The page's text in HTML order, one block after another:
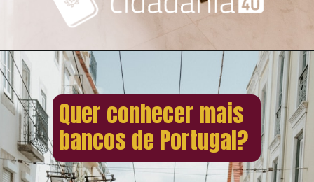
Quer conhecer mais
bancos de Portugal?